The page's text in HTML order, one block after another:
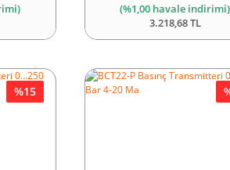
(%1,00 havale indirimi)
3.218,68 TL
%15